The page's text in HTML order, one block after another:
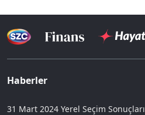
Haberler
31 Mart 2024 Yerel Seçim Sonuçları